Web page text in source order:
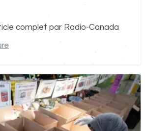
complet par Radio-Canada